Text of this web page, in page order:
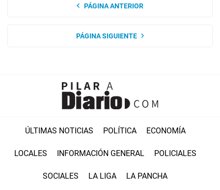
PÁGINA ANTERIOR
PÁGINA SIGUIENTE
ÚLTIMAS NOTICIAS POLÍTICA ECONOMÍA
LOCALES INFORMACIÓN GENERAL POLICIALES
SOCIALES LA LIGA LA PANCHA